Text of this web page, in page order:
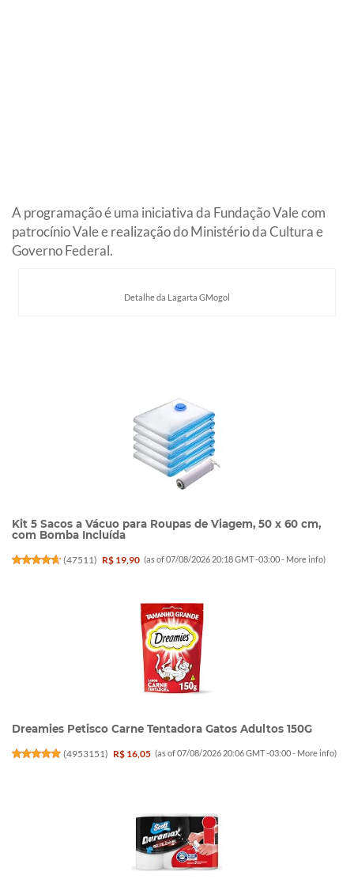
A programação é uma iniciativa da Fundação Vale com
patrocínio Vale e realização do Ministério da Cultura e
Governo Federal.
Detalhe da Lagarta GMogol
Kit 5 Sacos a Vácuo para Roupas de Viagem, 50 x 60 cm,
com Bomba Incluída
(47511) R$ 19,90 (as of 07/08/2026 20:18 GMT -03:00 - More info)
Dreamies Petisco Carne Tentadora Gatos Adultos 150G
(4953151) R$ 16,05 (as of 07/08/2026 20:06 GMT -03:00 - More info)